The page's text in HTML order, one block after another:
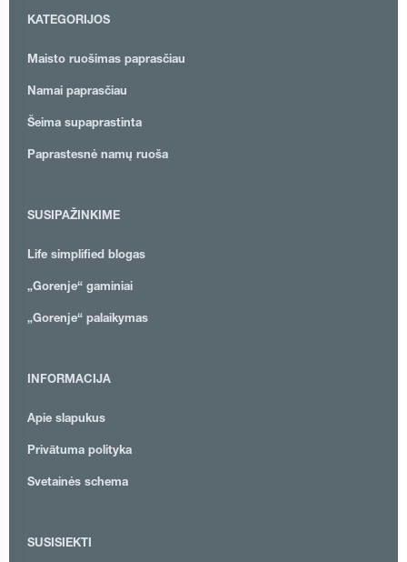
KATEGORIJOS
Maisto ruošimas paprasčiau
Namai paprasčiau
Šeima supaprastinta
Paprastesnė namų ruoša
SUSIPAŽINKIME
Life simplified blogas
„Gorenje“ gaminiai
„Gorenje“ palaikymas
INFORMACIJA
Apie slapukus
Privātuma polityka
Svetainės schema
SUSISIEKTI